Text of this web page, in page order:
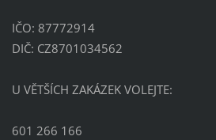
IČO: 87772914
DIČ: CZ8701034562
U VĚTŠÍCH ZAKÁZEK VOLEJTE:
601 266 166